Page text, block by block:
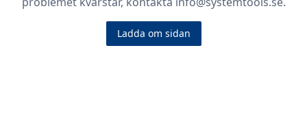
Ladda om sidan